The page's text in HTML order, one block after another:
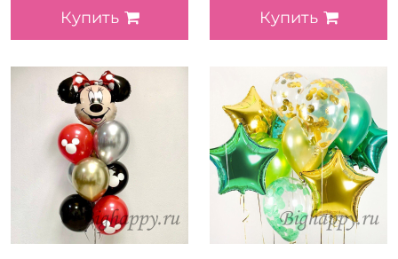
Купить Купить